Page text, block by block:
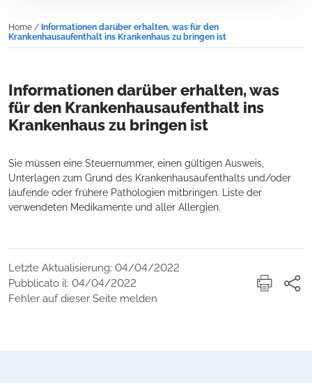
Home / Informationen darüber erhalten, was für den
Krankenhausaufenthalt ins Krankenhaus zu bringen ist
Informationen darüber erhalten, was
für den Krankenhausaufenthalt ins
Krankenhaus zu bringen ist
Sie müssen eine Steuernummer, einen gültigen Ausweis,
Unterlagen zum Grund des Krankenhausaufenthalts und/oder
laufende oder frühere Pathologien mitbringen. Liste der
verwendeten Medikamente und aller Allergien.
Letzte Aktualisierung: 04/04/2022
Pubblicato il: 04/04/2022
Fehler auf dieser Seite melden